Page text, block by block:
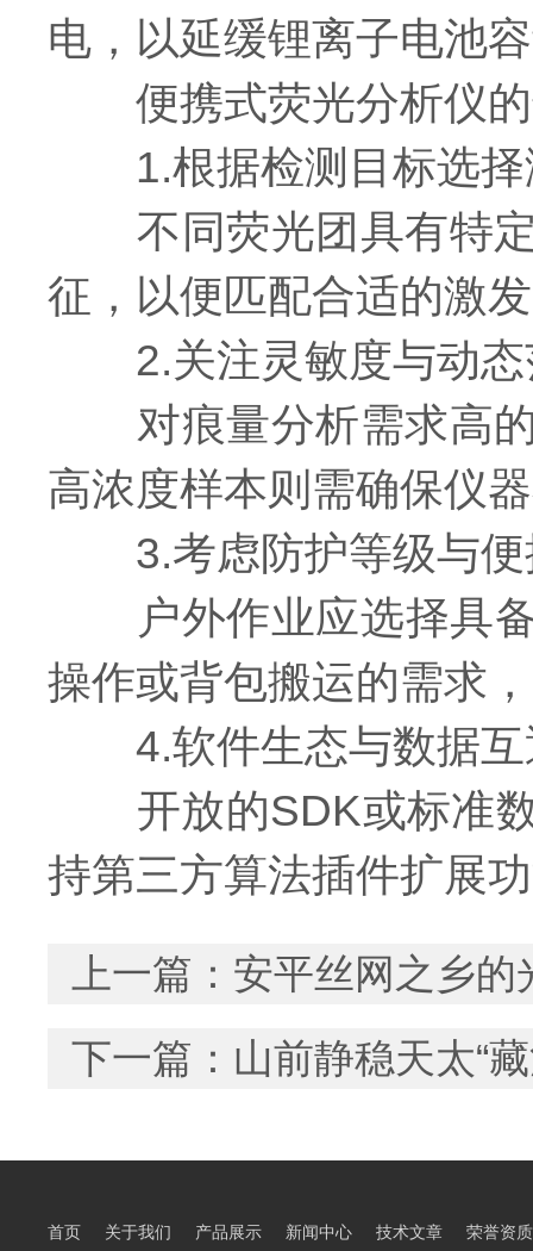
电，以延缓锂离子电池
便携式荧光分析仪的
1.根据检测目标选择
不同荧光团具有特定
征，以便匹配合适的激
2.关注灵敏度与动态
对痕量分析需求高的
高浓度样本则需确保仪
3.考虑防护等级与便
户外作业应选择具备
操作或背包搬运的需求
4.软件生态与数据互
开放的SDK或标准数
持第三方算法插件扩展
上一篇： 安平丝网之乡的
下一篇： 山前静稳天太“
首页 关于我们 产品展示 新闻中心 技术文章 荣誉资质